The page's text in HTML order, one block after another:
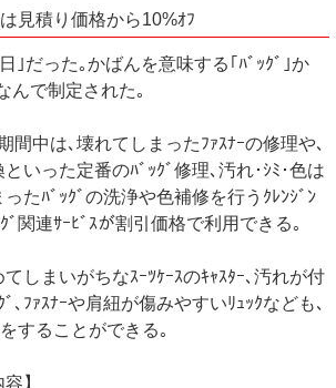
見積り価格から10%ｵﾌ
｣だった｡かばんを意味する｢ﾊﾞｯｸﾞ｣か
んで制定された｡
間中は､壊れてしまったﾌｧｽﾅｰの修理や､
いった定番のﾊﾞｯｸﾞ修理､汚れ･ｼﾐ･色は
たﾊﾞｯｸﾞの洗浄や色補修を行うｸﾚﾝｼﾞﾝ
ﾞ関連ｻｰﾋﾞｽが割引価格で利用できる｡
しまいがちなｽｰﾂｹｰｽのｷｬｽﾀｰ､汚れが付
ﾞ､ﾌｧｽﾅｰや肩紐が傷みやすいﾘｭｯｸなども､
することができる｡
】